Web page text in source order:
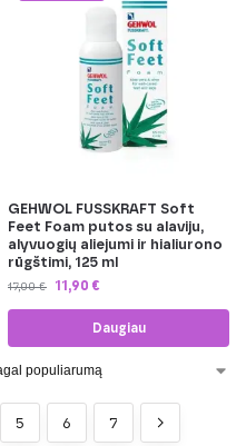
GEHWOL FUSSKRAFT Soft
Feet Foam putos su alaviju,
alyvuogių aliejumi ir hialiurono
rūgštimi, 125 ml
17,00€ 11,90 €
Daugiau
5 6 7